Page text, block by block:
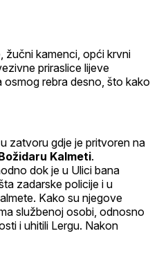
žučni kamenci, opći krvni
priraslice lijeve
osmog rebra desno, što kako
zatvoru gdje je pritvoren na
Kalmeti.
dok je u Ulici bana
zadarske policije i u
Kako su njegove
službenoj osobi, odnosno
i uhitili Lergu. Nakon